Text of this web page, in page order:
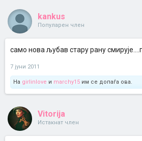
kankus
Популарен член
само нова љубав стару рану
7 јуни 2011
На girlinlove и marchy15 им се допаѓа ова.
Vitorija
Истакнат член